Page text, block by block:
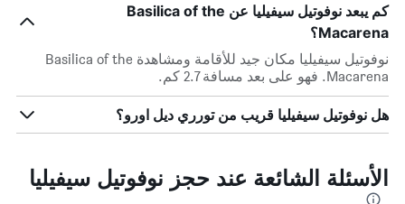
كم يبعد نوفوتيل سيفيليا عن Basilica of the
Macarena؟
نوفوتيل سيفيليا مكان جيد للأقامة ومشاهدة Basilica of the
Macarena. فهو على بعد مسافة 2.7 كم.
هل نوفوتيل سيفيليا قريب من تورري ديل اورو؟
الأسئلة الشائعة عند حجز نوفوتيل سيفيليا